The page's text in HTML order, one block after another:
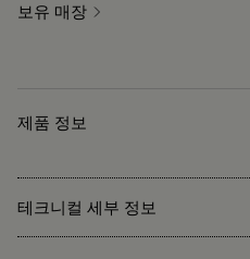
보유 매장
제품 정보
테크니컬 세부 정보